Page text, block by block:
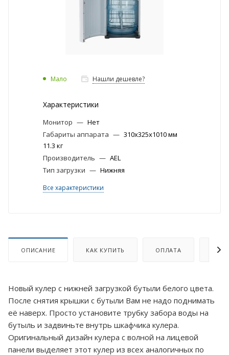
Мало Нашли дешевле?
Характеристики
Монитор — Нет
Габариты аппарата — 310х325х1010 мм
11.3 кг
Производитель — AEL
Тип загрузки — Нижняя
Все характеристики
ОПИСАНИЕ КАК КУПИТЬ ОПЛАТА
Новый кулер с нижней загрузкой бутыли белого цвета.
После снятия крышки с бутыли Вам не надо поднимать
её наверх. Просто установите трубку забора воды на
бутыль и задвиньте внутрь шкафчика кулера.
Оригинальный дизайн кулера с волной на лицевой
панели выделяет этот кулер из всех аналогичных по